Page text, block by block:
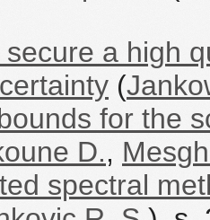
secure a high
(
for the
D.,
spectral